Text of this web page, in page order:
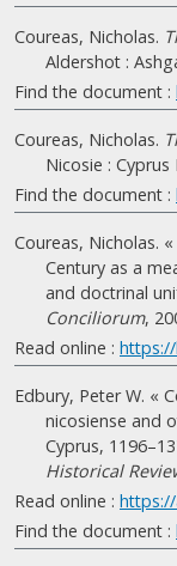
Coureas, Nicholas.
Aldershot :
Find the document :
Coureas, Nicholas.
Nicosie : Cyprus
Find the document :
Coureas, Nicholas.
Century as a
and doctrinal
Conciliorum,
Read online :
Edbury, Peter W. «
nicosiense and
Cyprus,
Historical
Read online :
Find the document :